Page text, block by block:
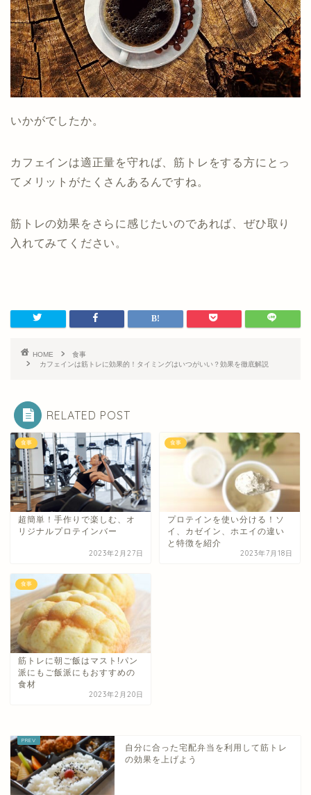
いかがでしたか。
カフェインは適正量を守れば、筋トレをする方にとっ
てメリットがたくさんあるんですね。
筋トレの効果をさらに感じたいのであれば、ぜひ取り
入れてみてください。
HOME
食事
カフェインは筋トレに効果的！タイミングはいつがいい？効果を徹底解説
RELATED POST
食事
超簡単！手作りで楽しむ、オ
リジナルプロテインバー
2023年2月27日
食事
プロテインを使い分ける！ソ
イ、カゼイン、ホエイの違い
と特徴を紹介
2023年7月18日
食事
筋トレに朝ご飯はマスト!パン
派にもご飯派にもおすすめの
食材
2023年2月20日
自分に合った宅配弁当を利用して筋トレ
の効果を上げよう